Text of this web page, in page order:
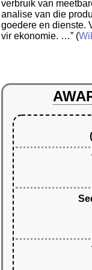
verbruik van
analise van die
goedere en dienste.
vir ekonomie. …” (